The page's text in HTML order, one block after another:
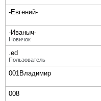
-Евгений-
-Иваныч-
Новичок
.ed
Пользователь
001Владимир
008